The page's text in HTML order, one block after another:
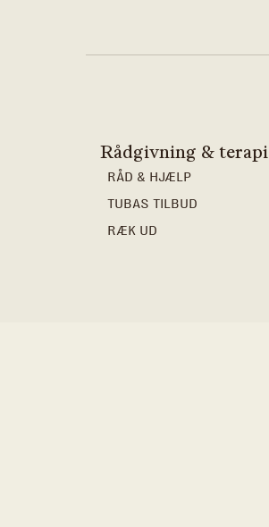
Rådgivning & terapi
RÅD & HJÆLP
TUBAS TILBUD
RÆK UD